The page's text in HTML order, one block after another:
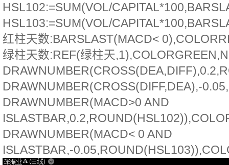
HSL102:=SUM(VOL/
HSL103:=SUM(VOL/
红柱天数:BARSLAST(MACD<
绿柱天数:REF(绿柱天
DRAWNUMBER(CROSS(DIFF,DEA),-
DRAWNUMBER(MACD>0 AND
DRAWNUMBER(MACD< 0 AND
ISLASTBAR,-